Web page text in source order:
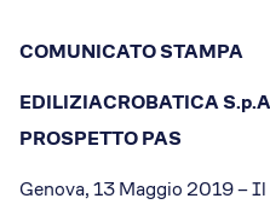
COMUNICATO STAMPA
EDILIZIACROBATICA
PROSPETTO PAS
Genova, 13 Maggio 2019 –